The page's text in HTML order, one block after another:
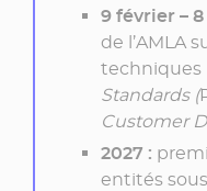
9 février –
de l’AMLA
techniques
Standards (
Customer
2027 :
entités